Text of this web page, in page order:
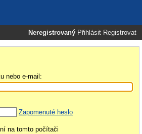
Neregistrovaný Přihlásit Registrovat
nebo e-mail:
Zapomenuté heslo
na tomto počítači